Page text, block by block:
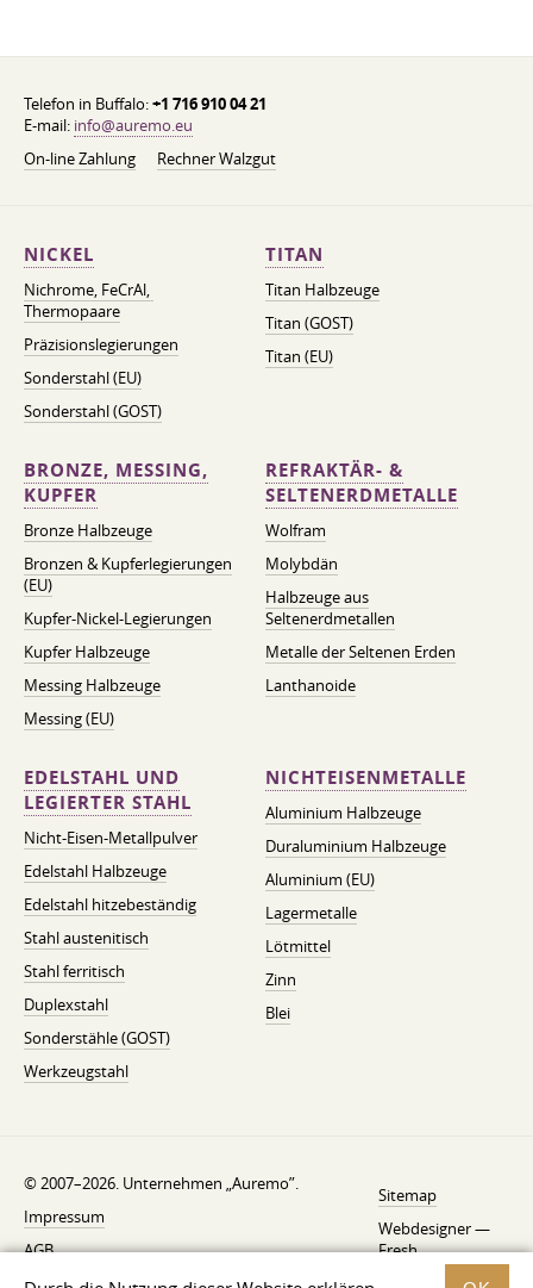
Telefon in Buffalo:+1 716 910 04 21
E-mail: info@auremo.eu
On-line Zahlung
Rechner Walzgut
NICKEL
Nichrome, FeСrAl, ​​
Thermopaare
Präzisionslegierungen
Sonderstahl (EU)
Sonderstahl (GOST)
TITAN
Titan Halbzeuge
Titan (GOST)
Titan (EU)
BRONZE, MESSING,
KUPFER
Bronze Halbzeuge
Bronzen & Kupferlegierungen
(EU)
Kupfer-Nickel-Legierungen
Kupfer Halbzeuge
Messing Halbzeuge
Messing (EU)
REFRAKTÄR- &
SELTENERDMETALLE
Wolfram
Molybdän
Halbzeuge aus
Seltenerdmetallen
Metalle der Seltenen Erden
Lanthanoide
EDELSTAHL UND
LEGIERTER STAHL
Nicht-Eisen-Metallpulver
Edelstahl Halbzeuge
Edelstahl hitzebeständig
Stahl austenitisch
Stahl ferritisch
Duplexstahl
Sonderstähle (GOST)
Werkzeugstahl
NICHTEISENMETALLE
Aluminium Halbzeuge
Duraluminium Halbzeuge
Aluminium (EU)
Lagermetalle
Lötmittel
Zinn
Blei
© 2007–2026. Unternehmen „Auremo”.
Impressum
AGB
Widerrufsbelehrung
Sitemap
Webdesigner —
Fresh